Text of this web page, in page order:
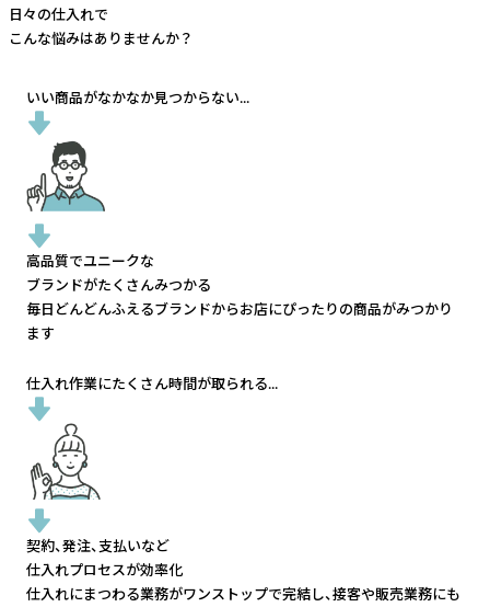
日々の仕入れで
こんな悩みはありませんか？
いい商品がなかなか見つからない...
高品質でユニークな
ブランドがたくさんみつかる
毎日どんどんふえるブランドからお店にぴったりの商品がみつかり
ます
仕入れ作業にたくさん時間が取られる...
契約、発注、支払いなど
仕入れプロセスが効率化
仕入れにまつわる業務がワンストップで完結し、接客や販売業務にも